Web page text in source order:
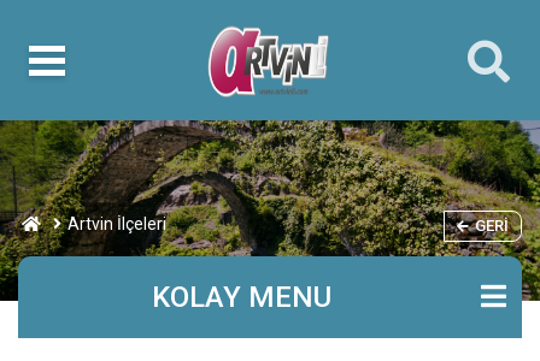
Artvin İlçeleri GERI
KOLAY MENU